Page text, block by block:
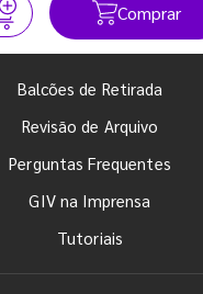
Comprar
Balcões de Retirada
Revisão de Arquivo
Perguntas Frequentes
GIV na Imprensa
Tutoriais